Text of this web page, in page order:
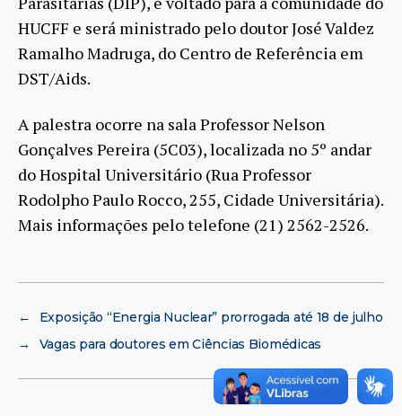
HUCFF e será ministrado pelo doutor José Valdez
Ramalho Madruga, do Centro de Referência em
DST/Aids.
A palestra ocorre na sala Professor Nelson
Gonçalves Pereira (5C03), localizada no 5º andar
do Hospital Universitário (Rua Professor
Rodolpho Paulo Rocco, 255, Cidade Universitária).
Mais informações pelo telefone (21) 2562-2526.
←
Exposição “Energia Nuclear” prorrogada até 18 de julho
→
Vagas para doutores em Ciências Biomédicas